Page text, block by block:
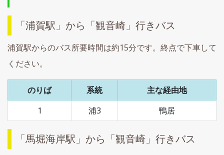
「浦賀駅」から「観音崎」行きバス
浦賀駅からのバス所要時間は約15分です。終点で下車して
ください。
のりば 系統
主な経由地
1
浦3 鴨居
「馬堀海岸駅」から「観音崎」行きバス